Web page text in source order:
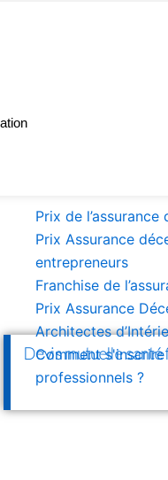
Prix de
Prix Assurance
entrepreneurs
Franchise de
Prix Assurance
Architectes
Comment
professionnels ?
Devis mutuelle